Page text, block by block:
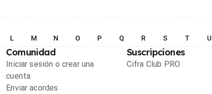
L M N O P Q R S T U
Comunidad
Iniciar sesión o crear una
cuenta
Enviar acordes
Suscripciones
Cifra Club PRO